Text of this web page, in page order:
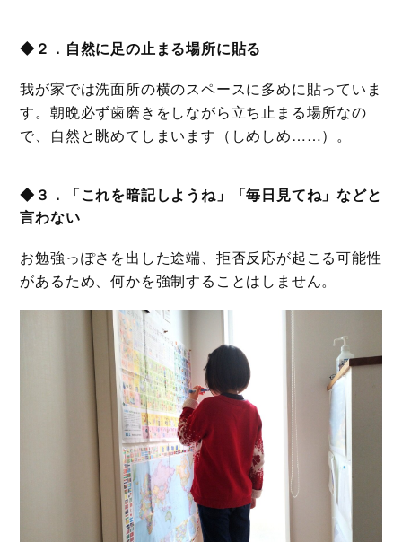
◆２．自然に足の止まる場所に貼る
我が家では洗面所の横のスペースに多めに貼っていま
す。朝晩必ず歯磨きをしながら立ち止まる場所なの
で、自然と眺めてしまいます（しめしめ……）。
◆３．「これを暗記しようね」「毎日見てね」などと
言わない
お勉強っぽさを出した途端、拒否反応が起こる可能性
があるため、何かを強制することはしません。